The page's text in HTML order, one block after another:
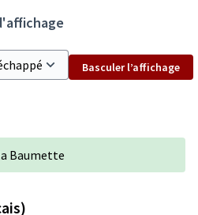
Basculer l’affichage
Baumette